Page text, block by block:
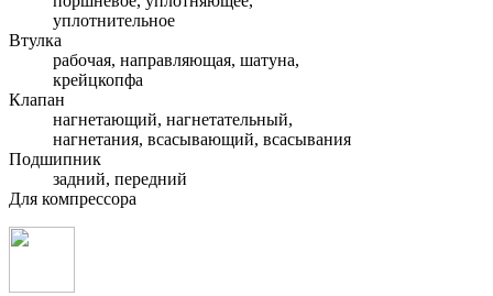
уплотнительное
Втулка
рабочая, направляющая, шатуна,
крейцкопфа
Клапан
нагнетающий, нагнетательный,
нагнетания, всасывающий, всасывания
Подшипник
задний, передний
Для компрессора